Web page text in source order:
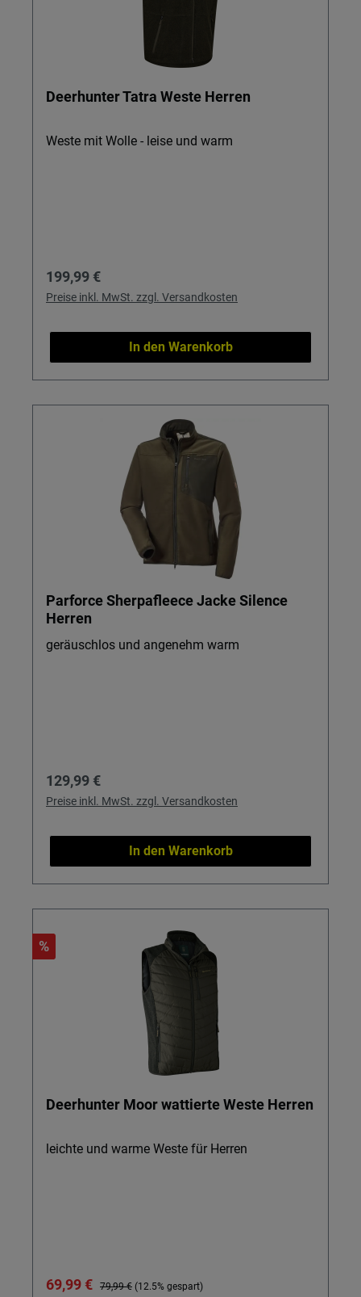
Deerhunter Tatra Weste Herren
Weste mit Wolle - leise und warm
Regulärer Preis:
199,99 €
Preise inkl. MwSt. zzgl. Versandkosten
In den Warenkorb
Parforce Sherpafleece Jacke Silence
Herren
geräuschlos und angenehm warm
Regulärer Preis:
129,99 €
Preise inkl. MwSt. zzgl. Versandkosten
In den Warenkorb
%
Deerhunter Moor wattierte Weste Herren
leichte und warme Weste für Herren
Verkaufspreis:
69,99 € Regulärer Preis:
79,99 € (12.5% gespart)